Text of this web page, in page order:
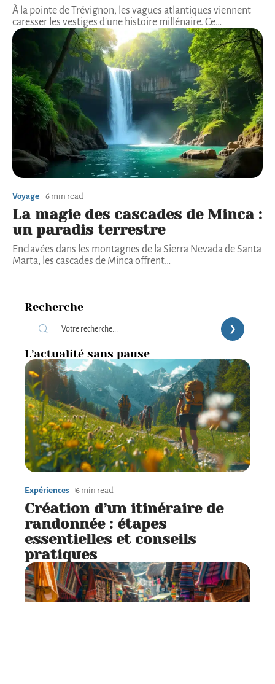
À la pointe de Trévignon, les vagues atlantiques viennent
caresser les vestiges d'une histoire millénaire. Ce…
Voyage 6 min read
La magie des cascades de Minca :
un paradis terrestre
Enclavées dans les montagnes de la Sierra Nevada de Santa
Marta, les cascades de Minca offrent…
Recherche
L’actualité sans pause
Expériences 6 min read
Création d’un itinéraire de
randonnée : étapes
essentielles et conseils
pratiques